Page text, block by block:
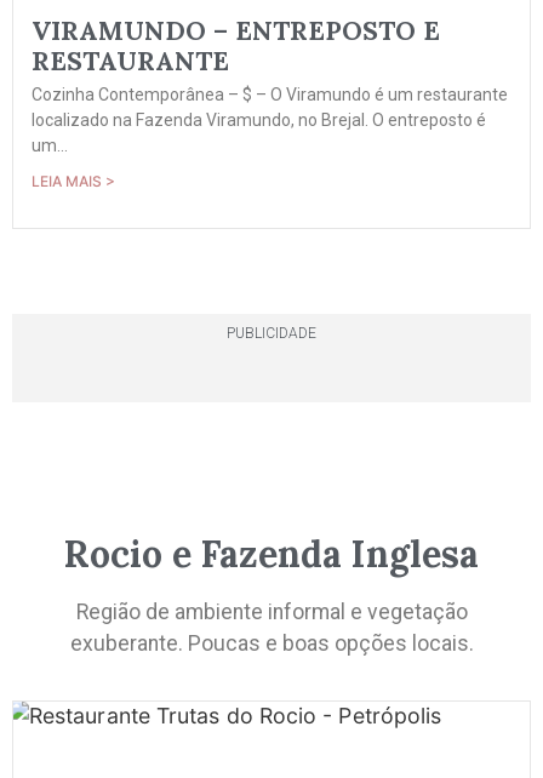
VIRAMUNDO – ENTREPOSTO E
RESTAURANTE
Cozinha Contemporânea – $ – O Viramundo é um restaurante
localizado na Fazenda Viramundo, no Brejal. O entreposto é
um...
LEIA MAIS >
PUBLICIDADE
Rocio e Fazenda Inglesa
Região de ambiente informal e vegetação
exuberante. Poucas e boas opções locais.